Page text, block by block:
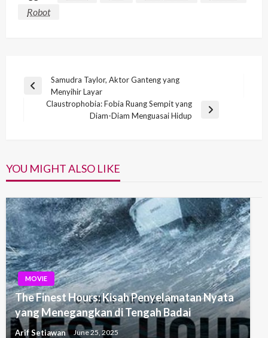
Robot
Post
navigation
Previous
Samudra Taylor, Aktor Ganteng yang
Menyihir Layar
Claustrophobia: Fobia Ruang Sempit yang
Diam-Diam Menguasai Hidup
YOU MIGHT ALSO LIKE
MOVIE
The Finest Hours: Kisah Penyelamatan Nyata
yang Menegangkan di Tengah Badai
Arif Setiawan June 25, 2025